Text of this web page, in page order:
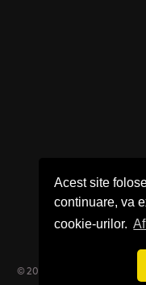
Acest site
continuare, va
cookie-urilor.
© 2026 Stil Tradițional -